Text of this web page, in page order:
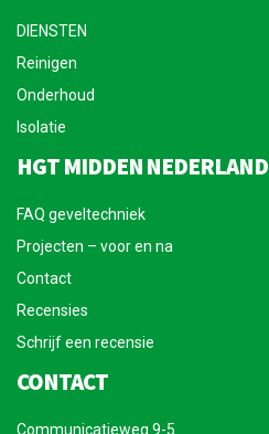
DIENSTEN
Reinigen
Onderhoud
Isolatie
HGT MIDDEN NEDERLAND
FAQ geveltechniek
Projecten – voor en na
Contact
Recensies
Schrijf een recensie
CONTACT
Communicatieweg 9-5